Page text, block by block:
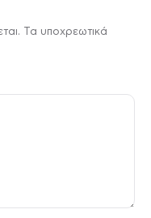
Τα υποχρεωτικά